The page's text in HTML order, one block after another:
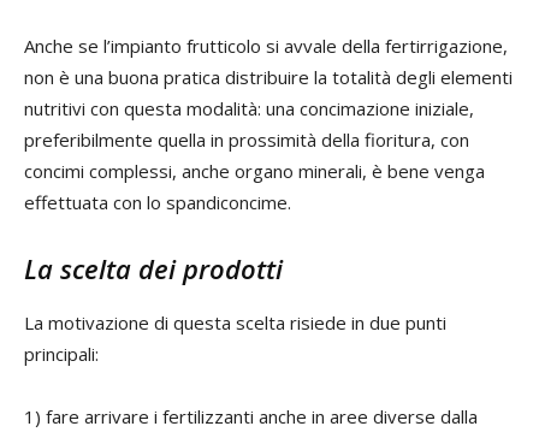
Anche se l’impianto frutticolo si avvale della fertirrigazione,
non è una buona pratica distribuire la totalità degli elementi
nutritivi con questa modalità: una concimazione iniziale,
preferibilmente quella in prossimità della fioritura, con
concimi complessi, anche organo minerali, è bene venga
effettuata con lo spandiconcime.
La scelta dei prodotti
La motivazione di questa scelta risiede in due punti
principali:
1) fare arrivare i fertilizzanti anche in aree diverse dalla